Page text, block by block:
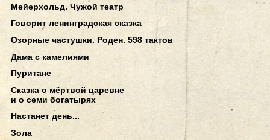
Мейерхольд. Чужой театр
Говорит ленинградская сказка
Озорные частушки. Роден. 598 тактов
Дама с камелиями
Пуритане
Сказка о мёртвой царевне
и о семи богатырях
Настанет день...
Зола